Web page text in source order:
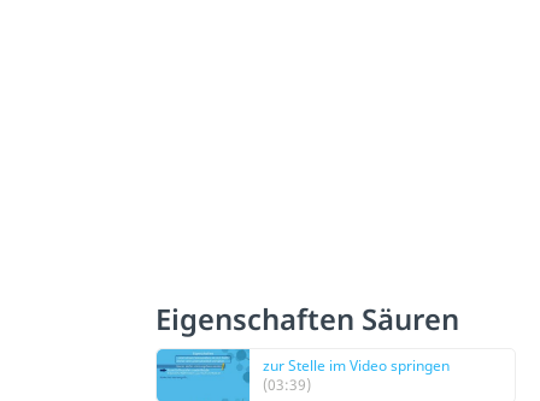
Eigenschaften Säuren
zur Stelle im Video springen
(03:39)